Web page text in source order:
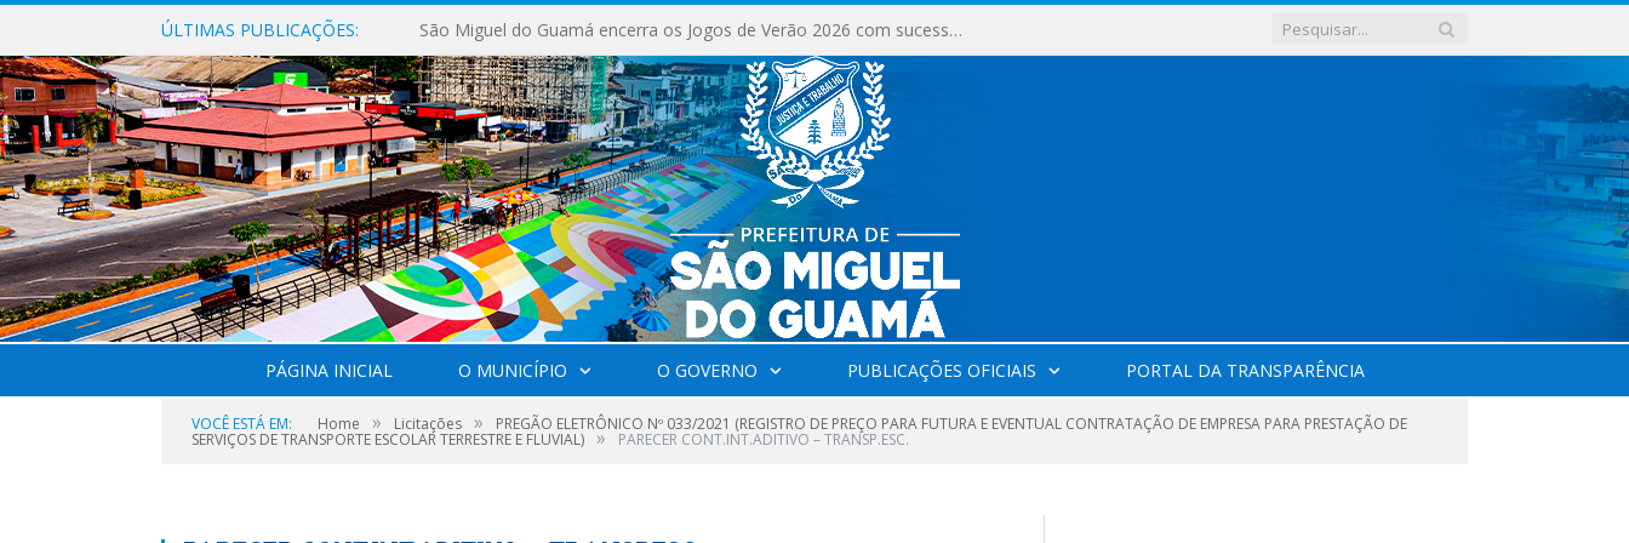
ÚLTIMAS PUBLICAÇÕES: Milhares de fiéis tomam as ruas de São Miguel do Guamá em uma grande celebração de fé na Marcha para Jesus 2026.
PÁGINA INICIAL O MUNICÍPIO O GOVERNO PUBLICAÇÕES OFICIAIS PORTAL DA TRANSPARÊNCIA
VOCÊ ESTÁ EM: Home » Licitações » PREGÃO ELETRÔNICO Nº 033/2021 (REGISTRO DE PREÇO PARA FUTURA E EVENTUAL CONTRATAÇÃO DE EMPRESA PARA PRESTAÇÃO DE
SERVIÇOS DE TRANSPORTE ESCOLAR TERRESTRE E FLUVIAL) » PARECER CONT.INT.ADITIVO – TRANSP.ESC.